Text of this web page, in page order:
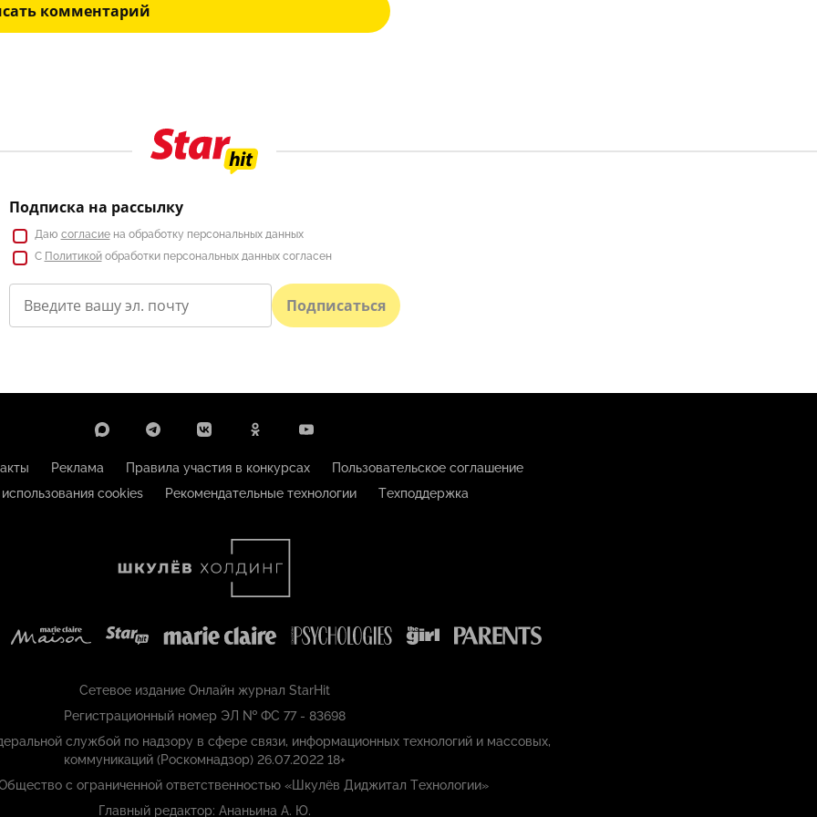
комментарий
Подписка на рассылку
Даю согласиена обработку персональных данных
С Политикойобработки персональных данных согласен
Подписаться
Реклама Правила участия в конкурсах
Пользовательское соглашение
cookies
Рекомендательные технологии Техподдержка
Сетевое издание Онлайн журнал StarHit
Регистрационный номер ЭЛ № ФС 77 - 83698
службой по надзору в сфере связи, информационных технологий и массовых,
коммуникаций (Роскомнадзор) 26.07.2022 18+
с ограниченной ответственностью «Шкулёв Диджитал Технологии»
Главный редактор: Ананьина А. Ю.